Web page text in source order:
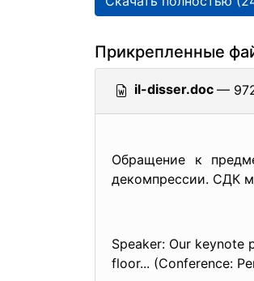
Прикрепленные
il-disser.doc —
Обращение к
декомпрессии. СДК
Speaker: Our keynote
floor... (Conference: